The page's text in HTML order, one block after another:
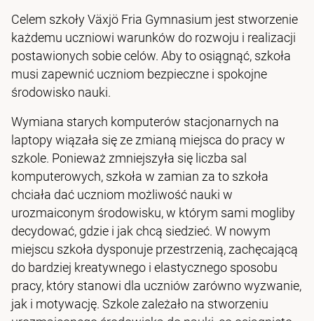
Celem szkoły Växjö Fria Gymnasium jest stworzenie
każdemu uczniowi warunków do rozwoju i realizacji
postawionych sobie celów. Aby to osiągnąć, szkoła
musi zapewnić uczniom bezpieczne i spokojne
środowisko nauki.
Wymiana starych komputerów stacjonarnych na
laptopy wiązała się ze zmianą miejsca do pracy w
szkole. Ponieważ zmniejszyła się liczba sal
komputerowych, szkoła w zamian za to szkoła
chciała dać uczniom możliwość nauki w
urozmaiconym środowisku, w którym sami mogliby
decydować, gdzie i jak chcą siedzieć. W nowym
miejscu szkoła dysponuje przestrzenią, zachęcającą
do bardziej kreatywnego i elastycznego sposobu
pracy, który stanowi dla uczniów zarówno wyzwanie,
jak i motywację. Szkole zależało na stworzeniu